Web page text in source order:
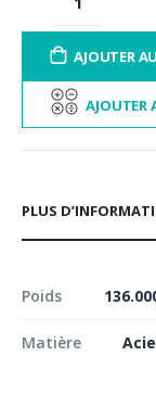
AJOUTER
AJOUTER
PLUS
Poids
Matière